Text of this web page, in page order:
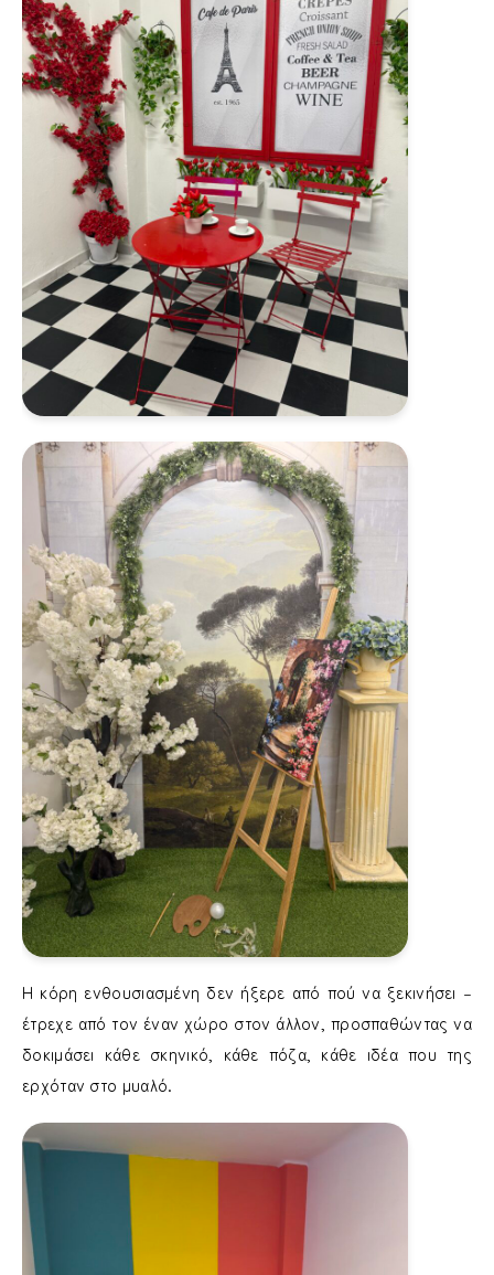
Η κόρη ενθουσιασμένη δεν ήξερε από πού να ξεκινήσει –
έτρεχε από τον έναν χώρο στον άλλον, προσπαθώντας να
δοκιμάσει κάθε σκηνικό, κάθε πόζα, κάθε ιδέα που της
ερχόταν στο μυαλό.